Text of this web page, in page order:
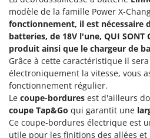
Groupes électrogènes
Gyrobroyeurs à lame pour
H
Haches - Cognées et
Hachoirs à viande
Herses à Dents
Herses Rotatives
E
EcoFlow
Edilmark
Effeuno
Einhell
Elegen
Energy Gruppi
Enotecnica Pillan
modèle de la famille Power X-
fonctionnement, il est nécessaire
batteries, de 18V l'une, QUI SONT
produit ainsi que le chargeur de
Grâce à cette caractéristique il
électroniquement la vitesse, vous
fonctionnement régulier.
Le coupe-bordures est d'ailleurs
coupe Tap&Go qui garantit une
Ce coupe-bordures électrique est
utile pour les finitions des allées et